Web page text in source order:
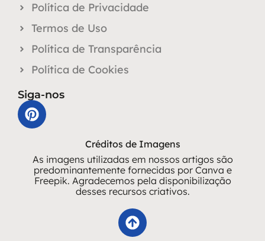
Política de Privacidade
Termos de Uso
Política de Transparência
Política de Cookies
Siga-nos
Créditos de Imagens
As imagens utilizadas em nossos artigos são
predominantemente fornecidas por Canva e
Freepik. Agradecemos pela disponibilização
desses recursos criativos.